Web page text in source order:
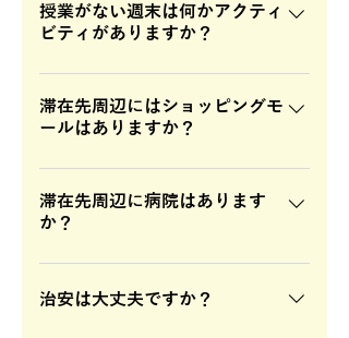
もWi-Fiを貸し出ししていますので、
必要な方は、お申し出下さい。
ィリピンは220Vです。220V対応の電
気製品は、そのまま使えますが、そ
ィリピンのコンセントは日本と同じ
ません。
授業がない週末は何かアクティ
ビティがありますか？
アイランドホッピング（カワハガン
島、パンダノン島など）・パラセイ
リング・バナナボート・ジンベイザ
パキッズ)・水族館・遊園地、またセ
ィをご用意しています。
滞在先周辺にはショッピングモ
ールはありますか？
ショッピングモールは近くにありま
す。ショッピングモールでは、フー
ドコート・飲食店もあり、日用品も
ルもタクシーで15分程度のところに
滞在先周辺に病院はあります
か？
日本人の通訳が駐在するセブ・ドク
ターズ病院や、日本の保険会社と連
治安は大丈夫ですか？